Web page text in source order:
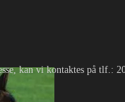
kan vi kontaktes på